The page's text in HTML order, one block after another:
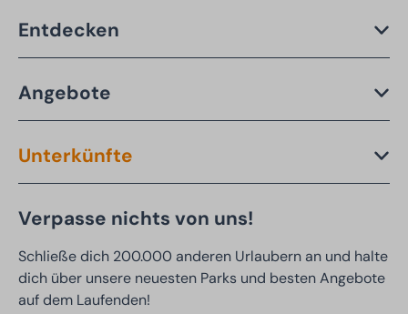
Entdecken
Angebote
Unterkünfte
Verpasse nichts von uns!
Schließe dich 200.000 anderen Urlaubern an und halte
dich über unsere neuesten Parks und besten Angebote
auf dem Laufenden!